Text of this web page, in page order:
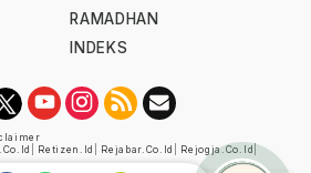
RAMADHAN
INDEKS
Retizen.id Rejabar.co.id Rejogja.co.id